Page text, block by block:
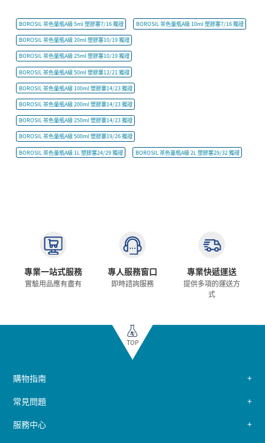
BOROSIL 茶色量瓶A級 5ml 塑膠塞7/16 獨證 BOROSIL 茶色量瓶A級 10ml 塑膠塞7/16 獨證
BOROSIL 茶色量瓶A級 20ml 塑膠塞10/19 獨證
BOROSIL 茶色量瓶A級 25ml 塑膠塞10/19 獨證
BOROSIL 茶色量瓶A級 50ml 塑膠塞12/21 獨證
BOROSIL 茶色量瓶A級 100ml 塑膠塞14/23 獨證
BOROSIL 茶色量瓶A級 200ml 塑膠塞14/23 獨證
BOROSIL 茶色量瓶A級 250ml 塑膠塞14/23 獨證
BOROSIL 茶色量瓶A級 500ml 塑膠塞19/26 獨證
BOROSIL 茶色量瓶A級 1L 塑膠塞24/29 獨證 BOROSIL 茶色量瓶A級 2L 塑膠塞29/32 獨證
專業一站式服務
實驗用品應有盡有
專人服務窗口
即時諮詢服務
專業快遞運送
提供多項的運送方
式
TOP
購物指南
常見問題
服務中心